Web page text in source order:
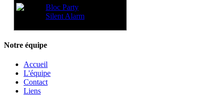
Bloc Party
Silent Alarm
Notre équipe
Accueil
L'équipe
Contact
Liens